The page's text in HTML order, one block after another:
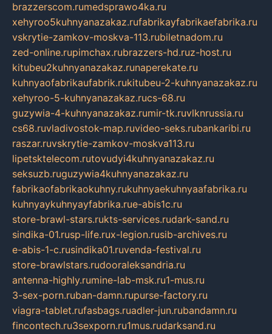
brazzerscom.rumedsprawo4ka.ru
xehyroo5kuhnyanazakaz.rufabrikayfabrikaefabrika.ru
vskrytie-zamkov-moskva-113.rubiletnadom.ru
zed-online.rupimchax.rubrazzers-hd.ruz-host.ru
kitubeu2kuhnyanazakaz.runaperekate.ru
kuhnyaofabrikaufabrik.rukitubeu-2-kuhnyanazakaz.ru
xehyroo-5-kuhnyanazakaz.rucs-68.ru
guzywia-4-kuhnyanazakaz.rumir-tk.ruvlknrussia.ru
cs68.ruvladivostok-map.ruvideo-seks.rubankaribi.ru
raszar.ruvskrytie-zamkov-moskva113.ru
lipetsktelecom.rutovudyi4kuhnyanazakaz.ru
seksuzb.ruguzywia4kuhnyanazakaz.ru
fabrikaofabrikaokuhny.rukuhnyaekuhnyaafabrika.ru
kuhnyaykuhnyayfabrika.rue-abis1c.ru
store-brawl-stars.rukts-services.rudark-sand.ru
sindika-01.rusp-life.rux-legion.rusib-archives.ru
e-abis-1-c.rusindika01.ruvenda-festival.ru
store-brawlstars.rudooraleksandria.ru
antenna-highly.rumine-lab-msk.ru1-mus.ru
3-sex-porn.ruban-damn.rupurse-factory.ru
viagra-tablet.rufasbags.ruadler-jun.rubandamn.ru
fincontech.ru3sexporn.ru1mus.rudarksand.ru